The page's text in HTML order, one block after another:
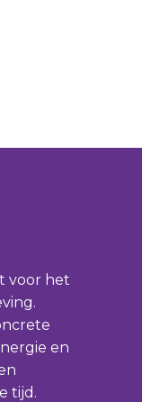
voor het
en
tijd.